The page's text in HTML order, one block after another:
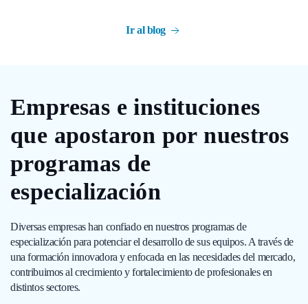
Ir al blog
Empresas e instituciones
que apostaron por nuestros
programas de
especialización
Diversas empresas han confiado en nuestros programas de
especialización para potenciar el desarrollo de sus equipos. A través de
una formación innovadora y enfocada en las necesidades del mercado,
contribuimos al crecimiento y fortalecimiento de profesionales en
distintos sectores.